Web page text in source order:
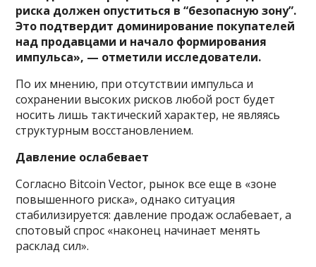
риска должен опуститься в “безопасную зону”.
Это подтвердит доминирование покупателей
над продавцами и начало формирования
импульса», — отметили исследователи.
По их мнению, при отсутствии импульса и
сохранении высоких рисков любой рост будет
носить лишь тактический характер, не являясь
структурным восстановлением.
Давление ослабевает
Согласно Bitcoin Vector, рынок все еще в «зоне
повышенного риска», однако ситуация
стабилизируется: давление продаж ослабевает, а
спотовый спрос «наконец начинает менять
расклад сил».